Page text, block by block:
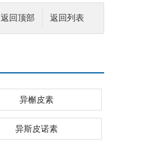
返回列表
返回顶部
异槲皮素
异斯皮诺素